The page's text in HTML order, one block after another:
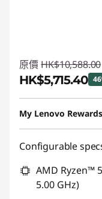
原價 HK$10,588.00
HK$5,715.40
即省 :-
My Lenovo Rewards
Configurable
AMD Ryzen™
5.00 GHz)